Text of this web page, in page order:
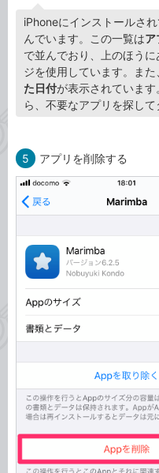
iPhoneにインストールさ
んでいます。この一覧はア
で並んでおり、上のほう
ジを使用しています。ま
た日付が表示されていま
ら、不要なアプリを探して
5 アプリを削除する